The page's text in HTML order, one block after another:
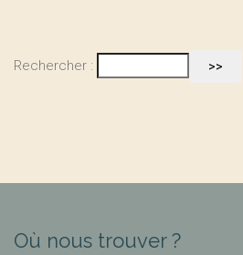
Rechercher :
Où nous trouver ?